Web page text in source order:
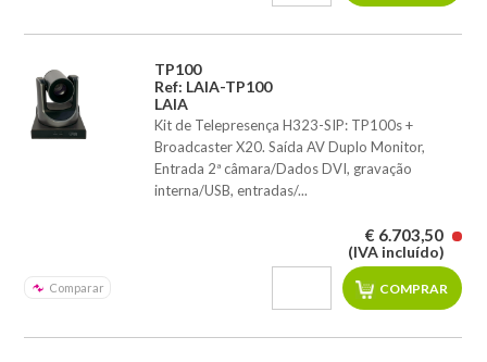
TP100
Ref: LAIA-TP100
LAIA
Kit de Telepresença H323-SIP: TP100s +
Broadcaster X20. Saída AV Duplo Monitor,
Entrada 2ª câmara/Dados DVI, gravação
interna/USB, entradas/...
Comparar
€ 6.703,50
(IVA incluído)